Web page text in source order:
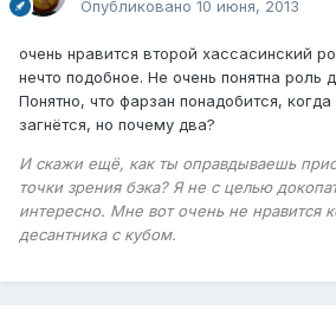
Опубликовано 10 июня, 2013
очень нравится второй хассасинский
нечто подобное. Не очень понятна роль
Понятно, что фарзан понадобится,
загнётся, но почему два?
И скажи ещё, как ты оправдываешь
точки зрения бэка? Я не с целью
интересно. Мне вот очень не нравится
десантника с кубом.